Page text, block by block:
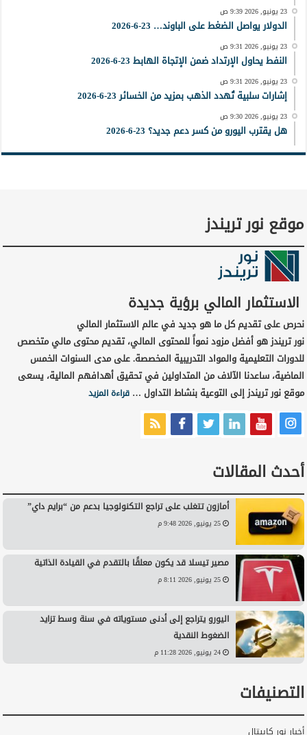
23 يونيو, 2026 9:39 ص
الدولار يواصل الضغط على الباوند… 23-6-2026
23 يونيو, 2026 9:31 ص
النفط يحاول الإرتداد ضمن الإتجاة الهابط 23-6-2026
23 يونيو, 2026 9:31 ص
إشارات سلبية تُهدد الذهب بمزيد من الخسائر 23-6-2026
23 يونيو, 2026 9:30 ص
هل يقترب اليورو من كسر دعم جديد؟ 23-6-2026
موقع نور تريندز
الاستثمار المالي برؤية جديدة
نحرص على تقديم كل ما هو جديد في عالم الاستثمار المالي
نور تريندز هو أفضل مزود نمواً للمحتوى المالي، تقديم محتوى مالي متخصص
للدورات التعليمية والمواد التدريبية المخصصة. على مدى السنوات الخمس
الماضية، ساعدنا الآلاف من المتداولين في تحقيق أهدافهم المالية، يسعى
موقع نور تريندز إلى التوعية بنشاط التداول …قراءة المزيد
أحدث المقالات
أمازون تتغلب على تراجع التكنولوجيا بدعم من “برايم داي”
25 يونيو, 2026 9:48 م
مصير تيسلا قد يكون معلقًا بالتقدم في القيادة الذاتية
25 يونيو, 2026 8:11 م
اليورو يتراجع إلى أدنى مستوياته في سنة وسط تزايد
الضغوط النقدية
24 يونيو, 2026 11:28 م
التصنيفات
أخبار نور كابيتال